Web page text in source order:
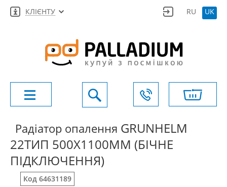
КЛІЄНТУ RU UK
Радіатор опалення GRUNHELM
22ТИП 500X1100ММ (БІЧНЕ
ПІДКЛЮЧЕННЯ)
Код 64631189